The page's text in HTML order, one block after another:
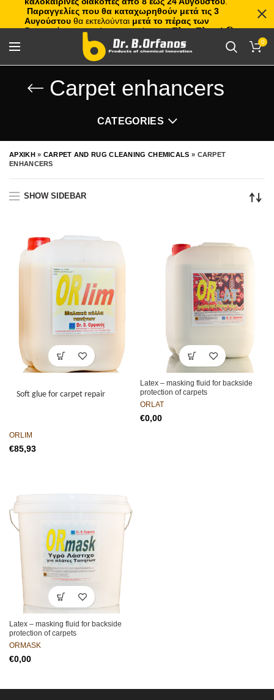
0
Carpet enhancers
CATEGORIES
ΑΡΧΙΚΗ» CARPET AND RUG CLEANING CHEMICALS » CARPET
ENHANCERS
SHOW SIDEBAR
Soft glue for carpet repair
ORLIM
€
Latex – masking fluid for backside
protection of carpets
ORLAT
€
Latex – masking fluid for backside
protection of carpets
ORMASK
€
Παραγγελίες που θα καταχωρηθούν μετά τις 3
Αυγούστου θα εκτελούνται μετά το πέρας των
διακοπών, με σειρά προτεραιότητας.Πλιτς Πλατς!🏖️🌊